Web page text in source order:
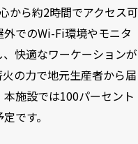
から約2時間でアクセス可
でのWi-Fi環境やモニタ
快適なワーケーションが
の力で地元生産者から届
施設では100パーセント
です。